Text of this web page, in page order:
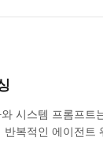
시스템 프롬프트
반복적인 에이전트